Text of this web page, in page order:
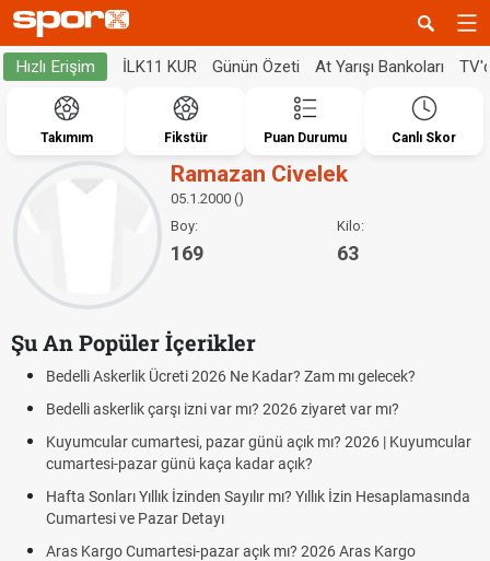
Hızlı Erişim İLK11 KUR Günün Özeti At Yarışı Bankoları
Takımım Fikstür Puan Durumu Canlı Skor
Ramazan Civelek
05.1.2000 ()
Boy:
169
Kilo:
63
Şu An Popüler İçerikler
Bedelli Askerlik Ücreti 2026 Ne Kadar? Zam mı gelecek?
Bedelli askerlik çarşı izni var mı? 2026 ziyaret var mı?
Kuyumcular cumartesi, pazar günü açık mı? 2026 | Kuyumcular
cumartesi-pazar günü kaça kadar açık?
Hafta Sonları Yıllık İzinden Sayılır mı? Yıllık İzin Hesaplamasında
Cumartesi ve Pazar Detayı
Aras Kargo Cumartesi-pazar açık mı? 2026 Aras Kargo